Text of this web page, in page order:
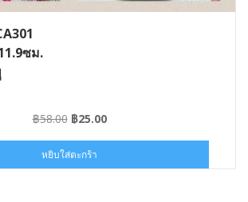
ซม.
฿58.00 Original
was:
฿58.00.
฿25.00Current
฿25.00.
หยิบใส่ตะกร้า